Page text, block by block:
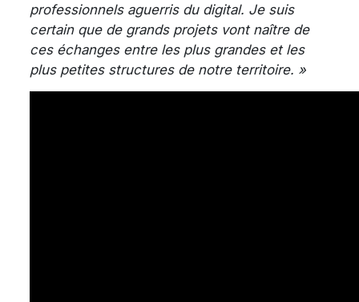
professionnels aguerris du digital. Je suis
certain que de grands projets vont naître de
ces échanges entre les plus grandes et les
plus petites structures de notre territoire. »